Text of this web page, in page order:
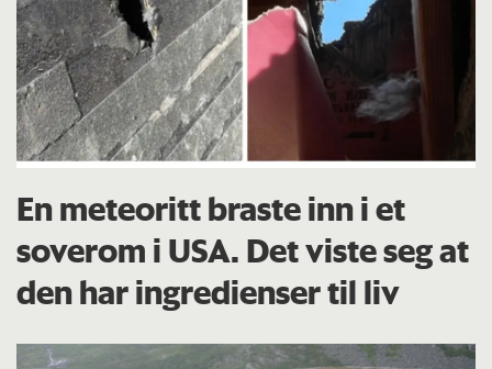
En meteoritt braste inn i et
soverom i USA. Det viste seg at
den har ingredienser til liv